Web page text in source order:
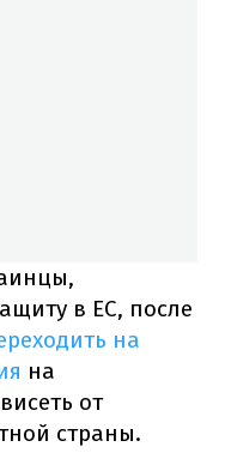
в ЕС, после
на
на
от
страны.